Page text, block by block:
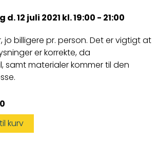
12 juli 2021 kl. 19:00 - 21:00
jo billigere pr. person. Det er vigtigt at
er korrekte, da
samt materialer kommer til den
kurv